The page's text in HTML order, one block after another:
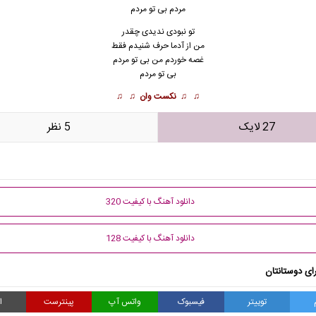
مردم بی تو مردم
تو نبودی ندیدی چقدر
من از آدما حرف شنیدم فقط
غصه خوردم من بی تو مردم
بی تو مردم
♫ ♫ نکست وان ♫ ♫
27 لایک 5 نظر
دانلود آهنگ با کیفیت 320
دانلود آهنگ با کیفیت 128
دوستانتان
توییتر فیسبوک واتس آپ پینترست